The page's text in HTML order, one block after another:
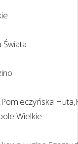
Świata
Wielkie